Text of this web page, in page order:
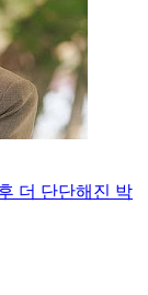
더 단단해진 박